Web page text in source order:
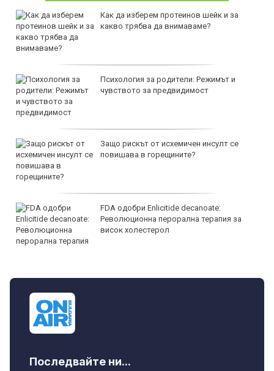
Как да изберем протеинов шейк и за
какво трябва да внимаваме?
Психология за родители: Режимът и
чувството за предвидимост
Защо рискът от исхемичен инсулт се
повишава в горещините?
FDA одобри Еnlicitide decanoate:
Революционна перорална терапия за
висок холестерол
Последвайте ни...